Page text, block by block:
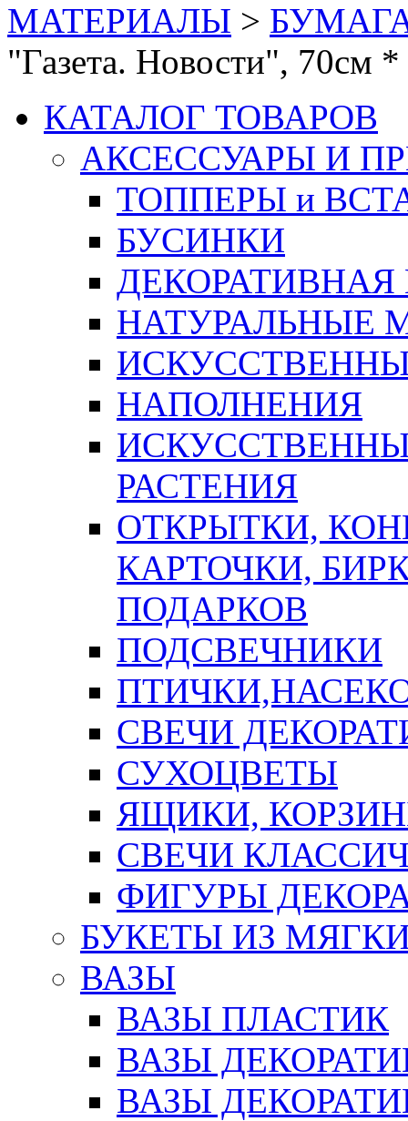
МАТЕРИАЛЫ >
"Газета. Новости", 70см
КАТАЛОГ ТОВАРОВ
АКСЕССУАРЫ И
ТОППЕРЫ и
БУСИНКИ
ДЕКОРАТИВНАЯ
НАТУРАЛЬНЫЕ
НАПОЛНЕНИЯ
РАСТЕНИЯ
ОТКРЫТКИ,
КАРТОЧКИ,
ПОДАРКОВ
ПОДСВЕЧНИКИ
СВЕЧИ
СУХОЦВЕТЫ
ЯЩИКИ,
СВЕЧИ
ФИГУРЫ
БУКЕТЫ ИЗ
ВАЗЫ
ВАЗЫ ПЛАСТИК
ВАЗЫ
ВАЗЫ